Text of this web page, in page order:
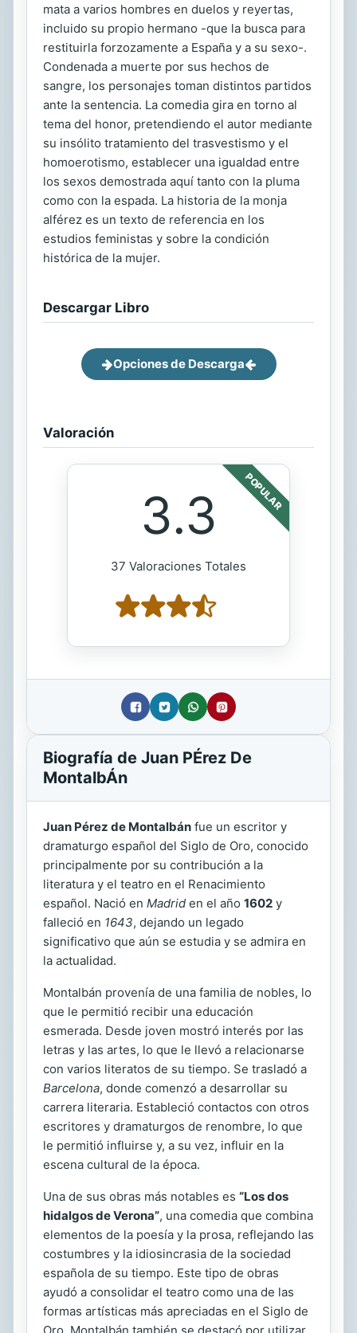
mata a varios hombres en duelos y reyertas,
incluido su propio hermano -que la busca para
restituirla forzozamente a España y a su sexo-.
Condenada a muerte por sus hechos de
sangre, los personajes toman distintos partidos
ante la sentencia. La comedia gira en torno al
tema del honor, pretendiendo el autor mediante
su insólito tratamiento del trasvestismo y el
homoerotismo, establecer una igualdad entre
los sexos demostrada aquí tanto con la pluma
como con la espada. La historia de la monja
alférez es un texto de referencia en los
estudios feministas y sobre la condición
histórica de la mujer.
Descargar Libro
Opciones de Descarga
Valoración
POPULAR
3.3
37 Valoraciones Totales
Biografía de Juan PÉrez De
MontalbÁn
Juan Pérez de Montalbán fue un escritor y
dramaturgo español del Siglo de Oro, conocido
principalmente por su contribución a la
literatura y el teatro en el Renacimiento
español. Nació en Madrid en el año 1602 y
falleció en 1643, dejando un legado
significativo que aún se estudia y se admira en
la actualidad.
Montalbán provenía de una familia de nobles, lo
que le permitió recibir una educación
esmerada. Desde joven mostró interés por las
letras y las artes, lo que le llevó a relacionarse
con varios literatos de su tiempo. Se trasladó a
Barcelona, donde comenzó a desarrollar su
carrera literaria. Estableció contactos con otros
escritores y dramaturgos de renombre, lo que
le permitió influirse y, a su vez, influir en la
escena cultural de la época.
Una de sus obras más notables es “Los dos
hidalgos de Verona”, una comedia que combina
elementos de la poesía y la prosa, reflejando las
costumbres y la idiosincrasia de la sociedad
española de su tiempo. Este tipo de obras
ayudó a consolidar el teatro como una de las
formas artísticas más apreciadas en el Siglo de